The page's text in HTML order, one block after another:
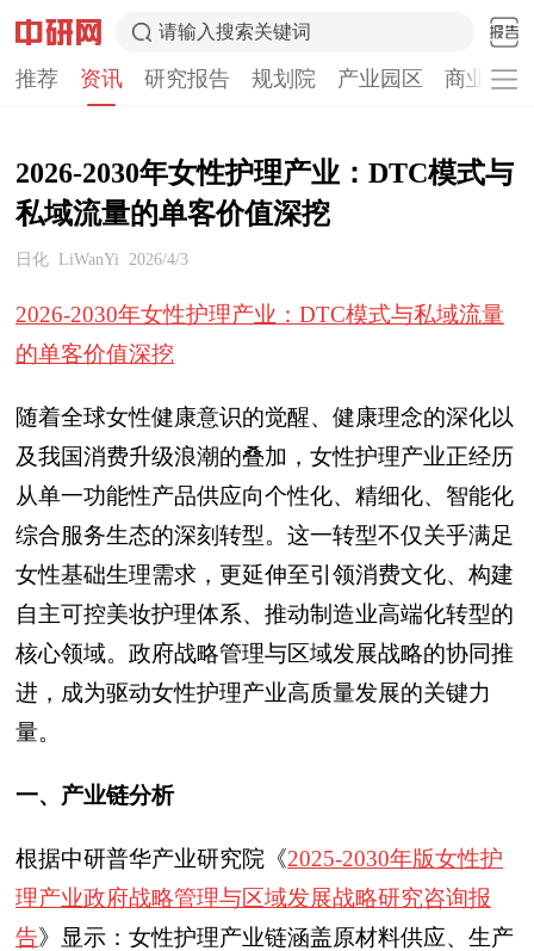
请输入搜索关键词
推荐 资讯 研究报告 规划院 产业园区 商业计
2026-2030年女性护理产业：DTC模式与
私域流量的单客价值深挖
日化 LiWanYi 2026/4/3
2026-2030年女性护理产业：DTC模式与私域流量
的单客价值深挖
随着全球女性健康意识的觉醒、健康理念的深化以
及我国消费升级浪潮的叠加，女性护理产业正经历
从单一功能性产品供应向个性化、精细化、智能化
综合服务生态的深刻转型。这一转型不仅关乎满足
女性基础生理需求，更延伸至引领消费文化、构建
自主可控美妆护理体系、推动制造业高端化转型的
核心领域。政府战略管理与区域发展战略的协同推
进，成为驱动女性护理产业高质量发展的关键力
量。
一、产业链分析
根据中研普华产业研究院《2025-2030年版女性护
理产业政府战略管理与区域发展战略研究咨询报
告》显示：女性护理产业链涵盖原材料供应、生产